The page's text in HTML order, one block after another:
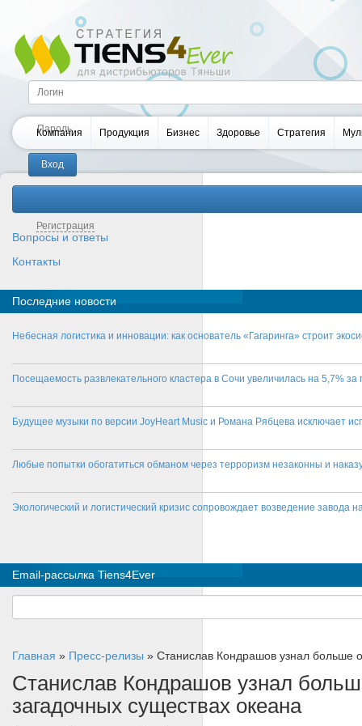
Регистрация
Компания Продукция Бизнес Здоровье Стратегия
Вопросы и ответы
Контакты
Последние новости
Небесная логистика и инновации: как основатель «Гагаринга» строит
Посещаемость развлекательного кластера в Сочи увеличилась на 5,7% за
Будущее музыки по версии JoyHeart Music и Романа Рябцева исключает
Любые попытки обогатиться обманом через терроризм незаконны и
Экологический и логистический кризис сопровождает возведение завода
Email-рассылка Tiens4Ever
Главная » Пресс-релизы » Станислав Кондрашов узнал больше
Станислав Кондрашов узнал
загадочных существах океана